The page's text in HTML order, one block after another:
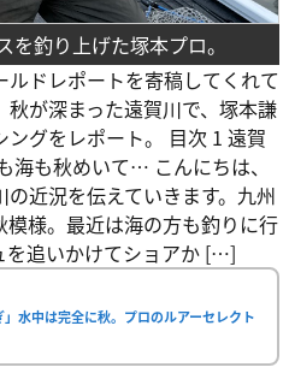
釣り上げた塚本プロ。
ドレポートを寄稿してくれて
が深まった遠賀川で、塚本謙
グをレポート。 目次 1 遠賀
も秋めいて… こんにちは、
近況を伝えていきます。九州
様。最近は海の方も釣りに行
を追いかけてショアか […]
水中は完全に秋。プロのルアーセレクト